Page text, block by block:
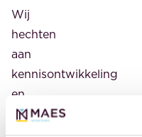
Wij
hechten
aan
kennisontwikkeling
en
kennisdeling.
We